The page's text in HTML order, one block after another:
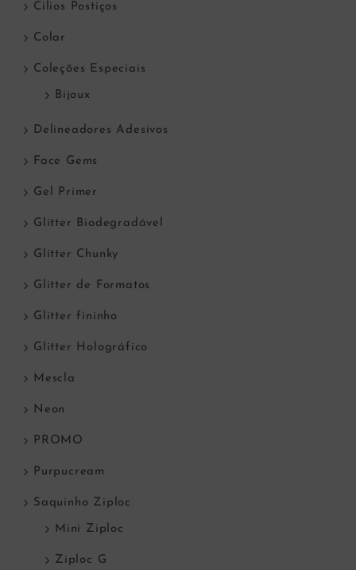
Cílios Postiços
Colar
Coleções Especiais
Bijoux
Delineadores Adesivos
Face Gems
Gel Primer
Glitter Biodegradável
Glitter Chunky
Glitter de Formatos
Glitter fininho
Glitter Holográfico
Mescla
Neon
PROMO
Purpucream
Saquinho Ziploc
Mini Ziploc
Ziploc G